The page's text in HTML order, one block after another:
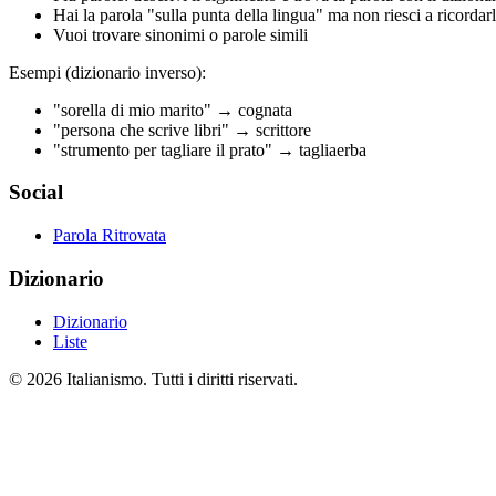
Hai la parola "sulla punta della lingua" ma non riesci a
Vuoi trovare sinonimi o parole simili
Esempi (dizionario inverso):
"sorella di mio marito" → cognata
"persona che scrive libri" → scrittore
"strumento per tagliare il prato" → tagliaerba
Social
Parola Ritrovata
Dizionario
Dizionario
Liste
© 2026 Italianismo. Tutti i diritti riservati.